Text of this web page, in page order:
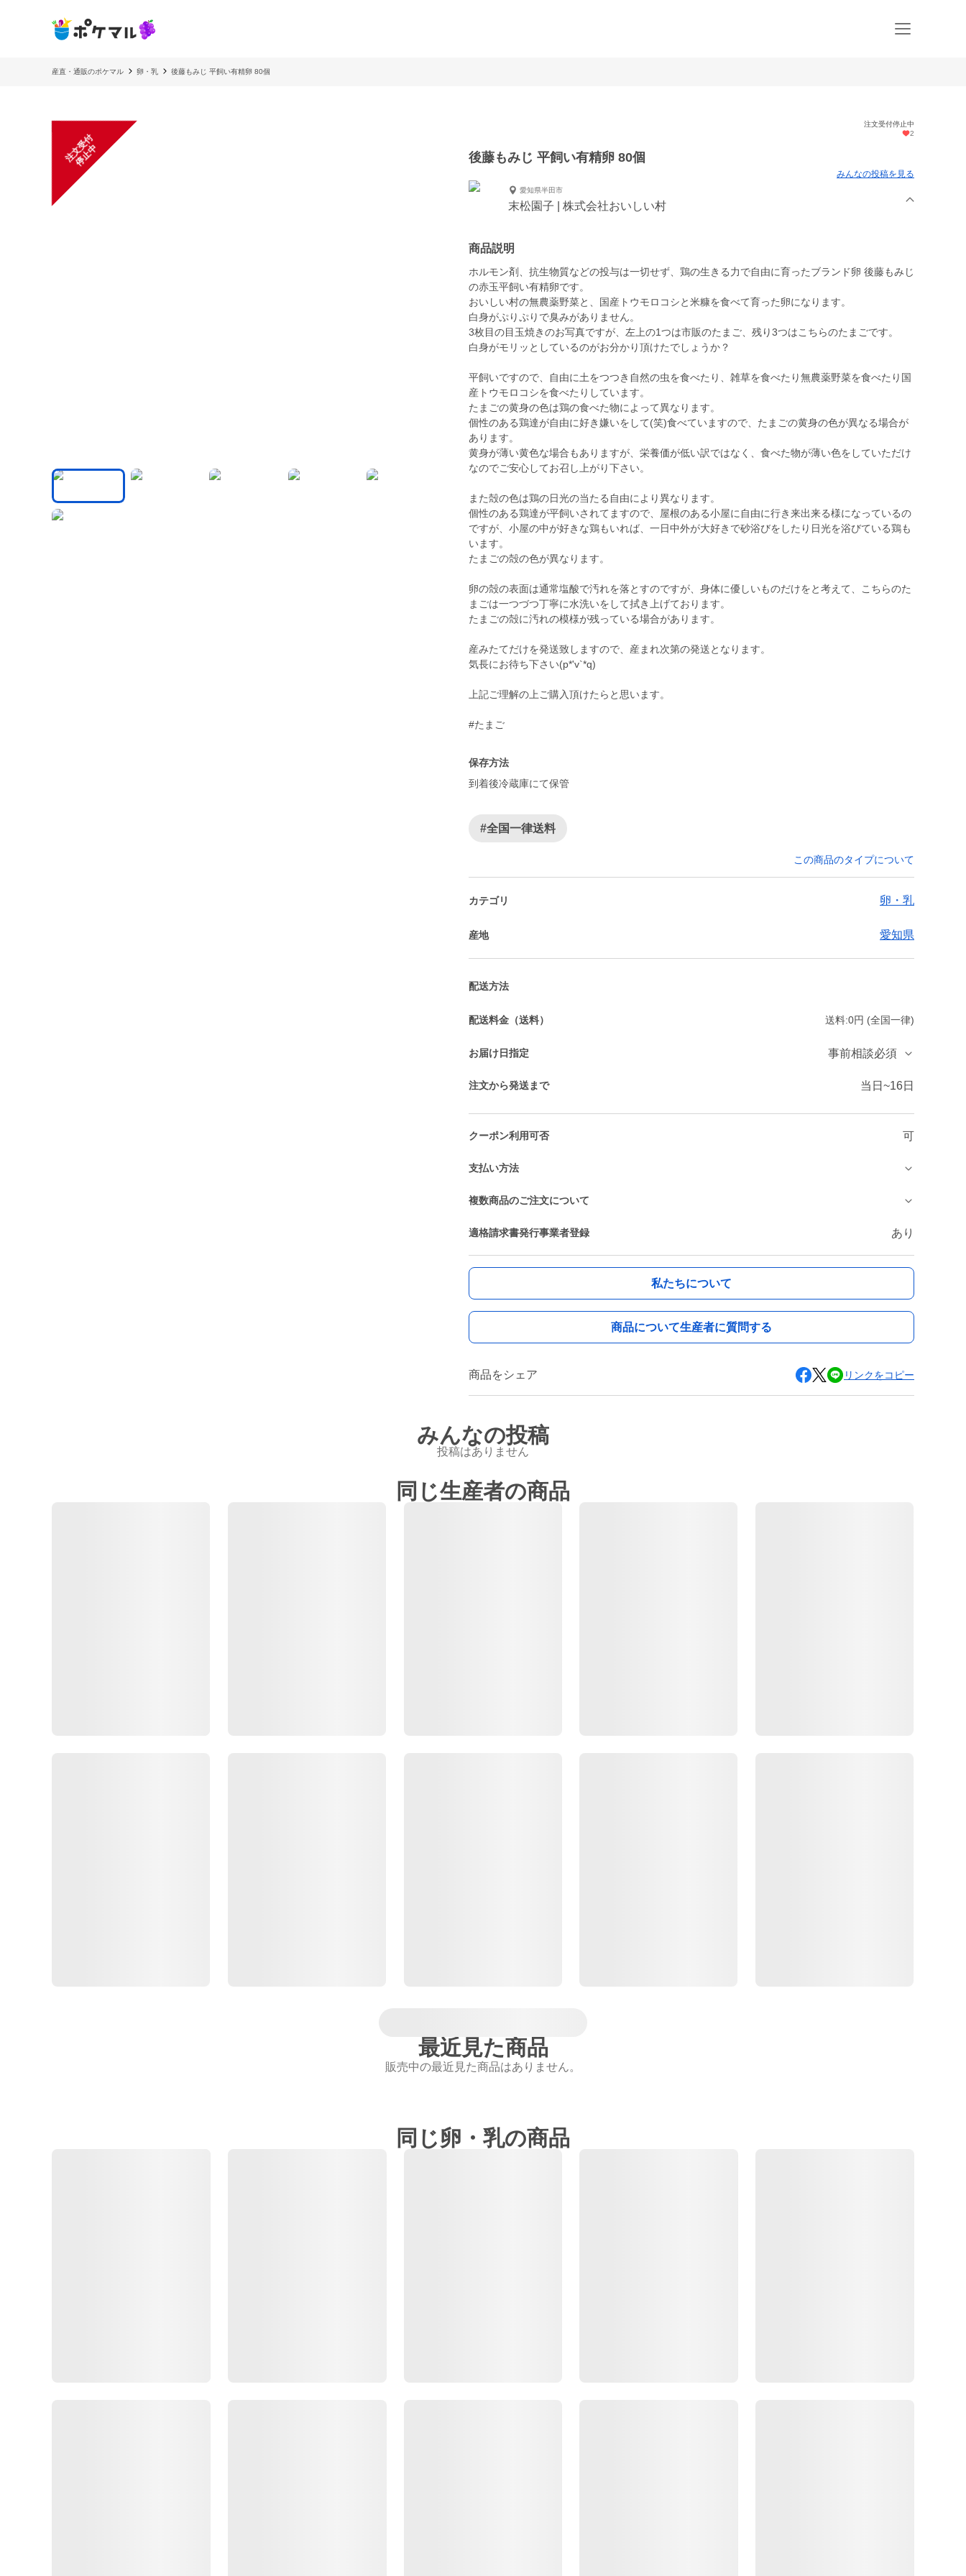
産直・通販のポケマル 卵・乳 後藤もみじ 平飼い有精卵 80個
注
文
受
付
停
止
中
注文受付停止中
2
後藤もみじ 平飼い有精卵 80個
みんなの投稿を見る
愛知県半田市
末松園子 | 株式会社おいしい村
商品説明
ホルモン剤、抗生物質などの投与は一切せず、鶏の生きる力で自由に育ったブランド卵 後藤もみじ
の赤玉平飼い有精卵です。
おいしい村の無農薬野菜と、国産トウモロコシと米糠を食べて育った卵になります。
白身がぷりぷりで臭みがありません。
3枚目の目玉焼きのお写真ですが、左上の1つは市販のたまご、残り3つはこちらのたまごです。
白身がモリッとしているのがお分かり頂けたでしょうか？
平飼いですので、自由に土をつつき自然の虫を食べたり、雑草を食べたり無農薬野菜を食べたり国
産トウモロコシを食べたりしています。
たまごの黄身の色は鶏の食べた物によって異なります。
個性のある鶏達が自由に好き嫌いをして(笑)食べていますので、たまごの黄身の色が異なる場合が
あります。
黄身が薄い黄色な場合もありますが、栄養価が低い訳ではなく、食べた物が薄い色をしていただけ
なのでご安心してお召し上がり下さい。
また殻の色は鶏の日光の当たる自由により異なります。
個性のある鶏達が平飼いされてますので、屋根のある小屋に自由に行き来出来る様になっているの
ですが、小屋の中が好きな鶏もいれば、一日中外が大好きで砂浴びをしたり日光を浴びている鶏も
います。
たまごの殻の色が異なります。
卵の殻の表面は通常塩酸で汚れを落とすのですが、身体に優しいものだけをと考えて、こちらのた
まごは一つづつ丁寧に水洗いをして拭き上げております。
たまごの殻に汚れの模様が残っている場合があります。
産みたてだけを発送致しますので、産まれ次第の発送となります。
気長にお待ち下さい(p*'v`*q)
上記ご理解の上ご購入頂けたらと思います。
#たまご
保存方法
到着後冷蔵庫にて保管
#全国一律送料
この商品のタイプについて
カテゴリ 卵・乳
産地 愛知県
配送方法
配送料金（送料） 送料:0円 (全国一律)
お届け日指定 事前相談必須
注文から発送まで 当日~16日
クーポン利用可否 可
支払い方法
複数商品のご注文について
適格請求書発行事業者登録 あり
私たちについて
商品について生産者に質問する
商品をシェア リンクをコピー
みんなの投稿
投稿はありません
同じ生産者の商品
最近見た商品
販売中の最近見た商品はありません。
同じ卵・乳の商品